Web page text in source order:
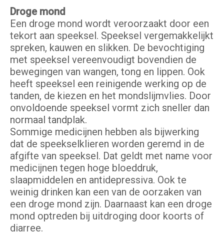
Droge mond
Een droge mond wordt veroorzaakt door een
tekort aan speeksel. Speeksel vergemakkelijkt
spreken, kauwen en slikken. De bevochtiging
met speeksel vereenvoudigt bovendien de
bewegingen van wangen, tong en lippen. Ook
heeft speeksel een reinigende werking op de
tanden, de kiezen en het mondslijmvlies. Door
onvoldoende speeksel vormt zich sneller dan
normaal tandplak.
Sommige medicijnen hebben als bijwerking
dat de speekselklieren worden geremd in de
afgifte van speeksel. Dat geldt met name voor
medicijnen tegen hoge bloeddruk,
slaapmiddelen en antidepressiva. Ook te
weinig drinken kan een van de oorzaken van
een droge mond zijn. Daarnaast kan een droge
mond optreden bij uitdroging door koorts of
diarree.